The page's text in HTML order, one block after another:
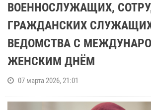
ВОЕННОСЛУЖАЩИХ,
ГРАЖДАНСКИХ
ВЕДОМСТВА С
ЖЕНСКИМ ДНЁМ
07 марта 2026, 21:01